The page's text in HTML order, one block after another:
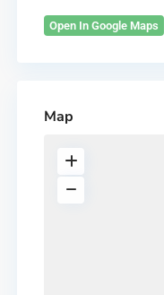
Open In Google Maps
Map